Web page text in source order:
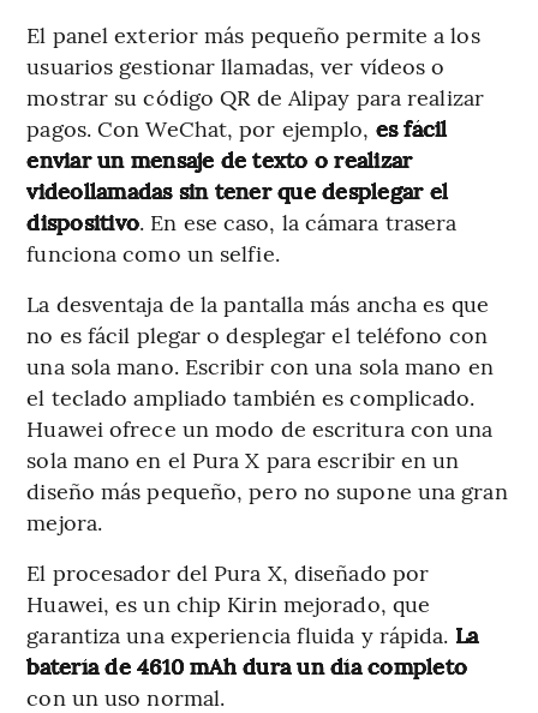
El panel exterior más pequeño permite a los
usuarios gestionar llamadas, ver vídeos o
mostrar su código QR de Alipay para realizar
pagos. Con WeChat, por ejemplo, es fácil
enviar un mensaje de texto o realizar
videollamadas sin tener que desplegar el
dispositivo. En ese caso, la cámara trasera
funciona como un selfie.
La desventaja de la pantalla más ancha es que
no es fácil plegar o desplegar el teléfono con
una sola mano. Escribir con una sola mano en
el teclado ampliado también es complicado.
Huawei ofrece un modo de escritura con una
sola mano en el Pura X para escribir en un
diseño más pequeño, pero no supone una gran
mejora.
El procesador del Pura X, diseñado por
Huawei, es un chip Kirin mejorado, que
garantiza una experiencia fluida y rápida. La
batería de 4610 mAh dura un día completo
con un uso normal.